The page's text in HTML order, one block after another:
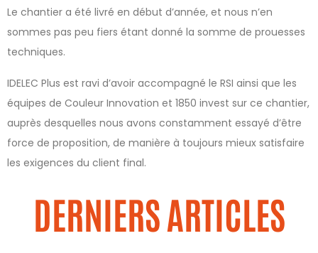
Le chantier a été livré en début d’année, et nous n’en
sommes pas peu fiers étant donné la somme de prouesses
techniques.
IDELEC Plus est ravi d’avoir accompagné le RSI ainsi que les
équipes de Couleur Innovation et 1850 invest sur ce chantier,
auprès desquelles nous avons constamment essayé d’être
force de proposition, de manière à toujours mieux satisfaire
les exigences du client final.
DERNIERS ARTICLES